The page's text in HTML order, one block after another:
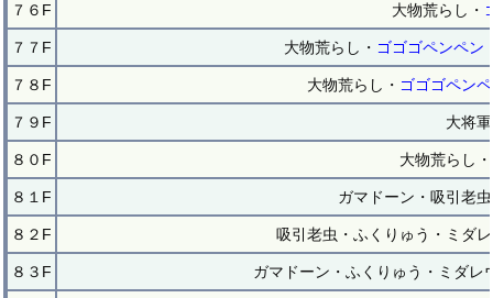
７６F 大物荒らし・
７７F 大物荒らし・ ゴゴゴペンペン
７８F 大物荒らし・ ゴゴゴペン
７９F 大将
８０F 大物荒らし
８１F ガマドーン・吸引老
８２F 吸引老虫・ふくりゅう・ミダ
８３F ガマドーン・ふくりゅう・ミダ